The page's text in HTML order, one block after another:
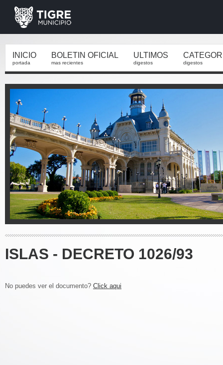
INICIO
portada
BOLETIN OFICIAL
mas recientes
ULTIMOS
digestos digestos
ISLAS - DECRETO 1026/93
No puedes ver el documento? Click aqui